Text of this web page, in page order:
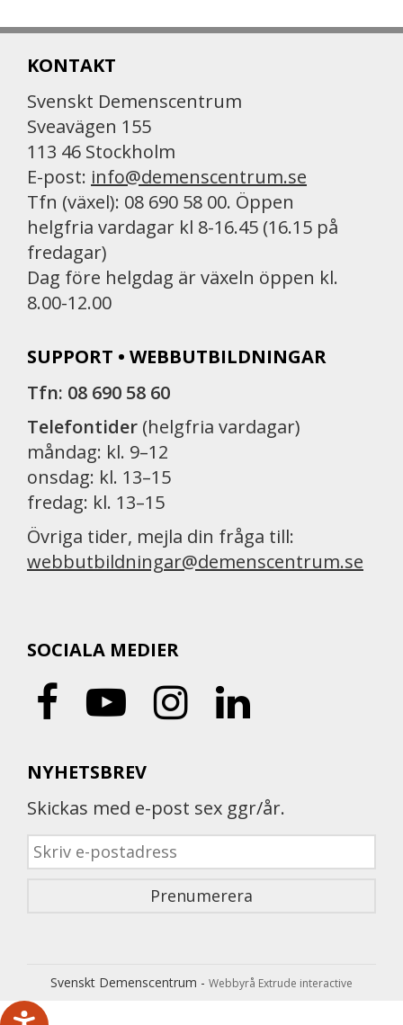
KONTAKT
Svenskt Demenscentrum
Sveavägen 155
113 46 Stockholm
E-post: info@demenscentrum.se
Tfn (växel): 08 690 58 00. Öppen
helgfria vardagar kl 8-16.45 (16.15 på
fredagar)
Dag före helgdag är växeln öppen kl.
8.00-12.00
SUPPORT • WEBBUTBILDNINGAR
Tfn: 08 690 58 60
Telefontider (helgfria vardagar)
måndag: kl. 9–12
onsdag: kl. 13–15
fredag: kl. 13–15
Övriga tider, mejla din fråga till:
webbutbildningar@demenscentrum.se
SOCIALA MEDIER
NYHETSBREV
Skickas med e-post sex ggr/år.
Svenskt Demenscentrum - Webbyrå Extrude interactive